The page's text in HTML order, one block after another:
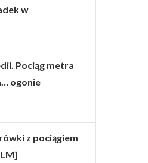
w
Pociąg metra
ogonie
z pociągiem